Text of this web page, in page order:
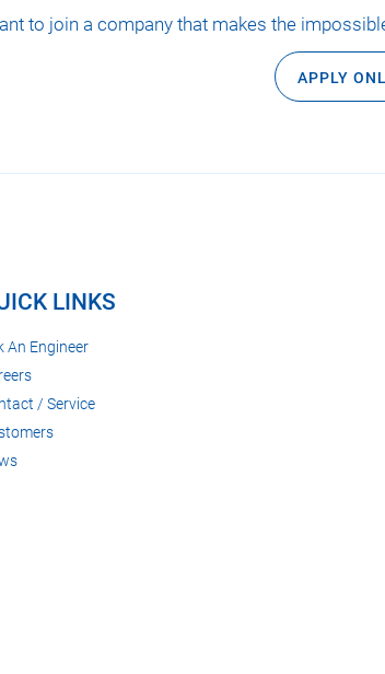
to join a company that makes the
APPLY
LINKS
An Engineer
/ Service